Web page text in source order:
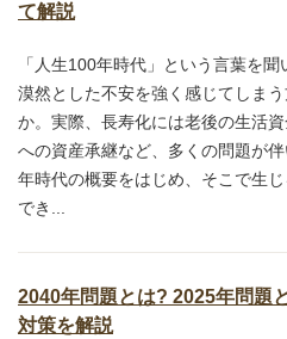
て解説
「人生100年時代」という言葉を
漠然とした不安を強く感じてしま
か。実際、長寿化には老後の生活
への資産承継など、多くの問題が
年時代の概要をはじめ、そこで生
でき...
2040年問題とは? 2025年問題
対策を解説